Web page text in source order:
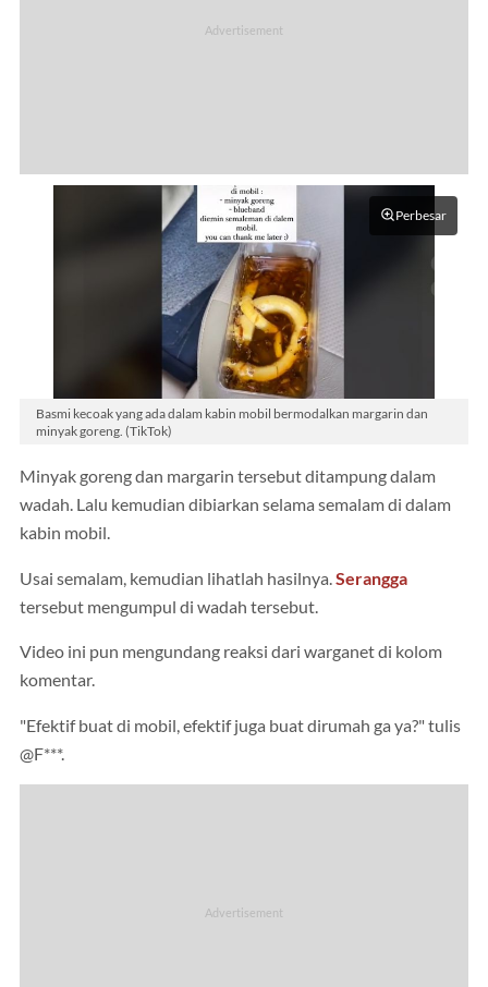
Perbesar
Basmi kecoak yang ada dalam kabin mobil bermodalkan margarin dan
minyak goreng. (TikTok)
Minyak goreng dan margarin tersebut ditampung dalam
wadah. Lalu kemudian dibiarkan selama semalam di dalam
kabin mobil.
Usai semalam, kemudian lihatlah hasilnya.Serangga
tersebut mengumpul di wadah tersebut.
Video ini pun mengundang reaksi dari warganet di kolom
komentar.
"Efektif buat di mobil, efektif juga buat dirumah ga ya?" tulis
@F***.